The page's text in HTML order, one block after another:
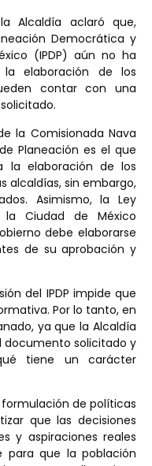
Alcaldía aclaró que,
Democrática y
(IPDP) aún no ha
elaboración de los
contar con una
la Comisionada Nava
Planeación es el que
la elaboración de los
alcaldías, sin embargo,
Asimismo, la Ley
Ciudad de México
debe elaborarse
de su aprobación y
del IPDP impide que
Por lo tanto, en
ya que la Alcaldía
documento solicitado y
tiene un carácter
de políticas
que las decisiones
y aspiraciones reales
para que la población